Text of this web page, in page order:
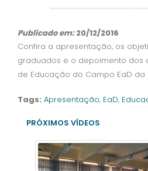
Publicado em:20/12/2016
Confira a apresentação, os
graduados e o depoimento dos
de Educação do Campo EaD da
Tags: Apresentação, EaD,
PRÓXIMOS VÍDEOS